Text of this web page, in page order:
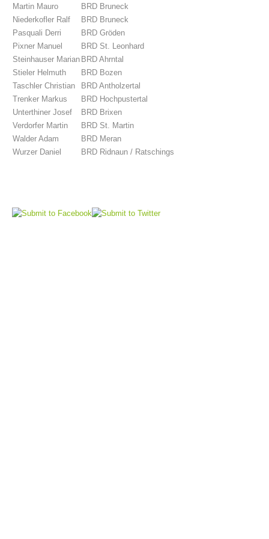
Martin Mauro
BRD Bruneck
Niederkofler Ralf
BRD Bruneck
Pasquali Derri
BRD Gröden
Pixner Manuel
BRD St. Leonhard
Steinhauser Marian BRD Ahrntal
Stieler Helmuth
BRD Bozen
Taschler Christian
BRD Antholzertal
Trenker Markus
BRD Hochpustertal
Unterthiner Josef
BRD Brixen
Verdorfer Martin
BRD St. Martin
Walder Adam
BRD Meran
Wurzer Daniel
BRD Ridnaun / Ratschings